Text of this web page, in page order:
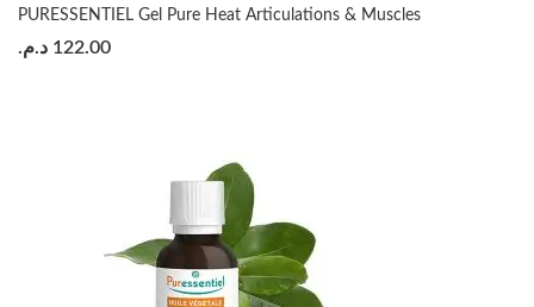
PURESSENTIEL Gel Pure Heat Articulations & Muscles
122.00 د.م.